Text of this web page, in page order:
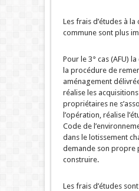
Les frais d’études à la
commune sont plus
Pour le 3° cas (AFU)
la procédure de
aménagement
réalise les
propriétaires ne
l’opération, réalise
Code de
dans le lotissement
demande son propre
construire.
Les frais d’études